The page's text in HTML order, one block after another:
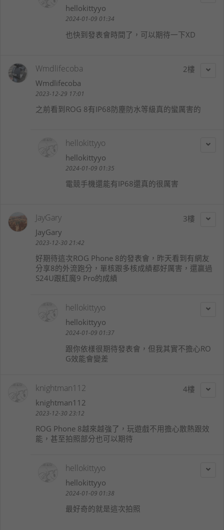
hellokittyyo
2024-01-09 01:34
也快到發表會時間了，可以期待一下XD
2
Wmdlifecoba
Wmdlifecoba
2023-12-29 17:01
之前看到ROG 8有IP68防塵防水等級真的蠻厲害的
hellokittyyo
hellokittyyo
2024-01-09 01:35
電競手機還能有IP68還真的很厲害
3
JayGary
JayGary
2023-12-30 21:42
好期待這次ROG Phone 8的發表會，昨天看到有網友
分享8的外流跑分，單核跟多核成績都好厲害，還贏過
S24U跟紅魔9 Pro的成績
hellokittyyo
hellokittyyo
2024-01-09 01:37
跟你依樣很期待發表會，但我其實不擔心RO
G效能會變差
4
knightman112
knightman112
2023-12-30 23:12
ROG Phone 8越來越強了，玩遊戲不用擔心散熱跟效
能，甚至拍照部分也可以期待
hellokittyyo
hellokittyyo
2024-01-09 01:38
最好奇的就是這次拍照